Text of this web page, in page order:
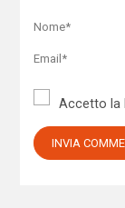
Accetto la